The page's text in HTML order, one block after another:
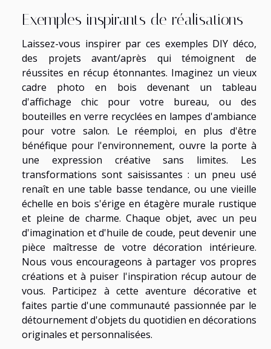
Exemples inspirants de réalisations
Laissez-vous inspirer par ces exemples DIY déco,
des projets avant/après qui témoignent de
réussites en récup étonnantes. Imaginez un vieux
cadre photo en bois devenant un tableau
d'affichage chic pour votre bureau, ou des
bouteilles en verre recyclées en lampes d'ambiance
pour votre salon. Le réemploi, en plus d'être
bénéfique pour l'environnement, ouvre la porte à
une expression créative sans limites. Les
transformations sont saisissantes : un pneu usé
renaît en une table basse tendance, ou une vieille
échelle en bois s'érige en étagère murale rustique
et pleine de charme. Chaque objet, avec un peu
d'imagination et d'huile de coude, peut devenir une
pièce maîtresse de votre décoration intérieure.
Nous vous encourageons à partager vos propres
créations et à puiser l'inspiration récup autour de
vous. Participez à cette aventure décorative et
faites partie d'une communauté passionnée par le
détournement d'objets du quotidien en décorations
originales et personnalisées.